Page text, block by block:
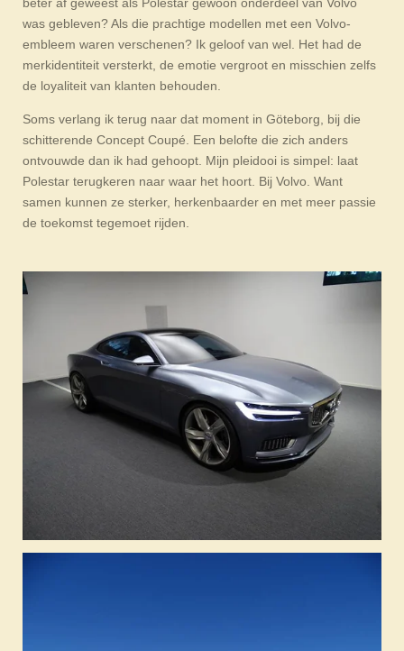
was gebleven? Als die prachtige modellen met een Volvo-
embleem waren verschenen? Ik geloof van wel. Het had de
merkidentiteit versterkt, de emotie vergroot en misschien zelfs
de loyaliteit van klanten behouden.
Soms verlang ik terug naar dat moment in Göteborg, bij die
schitterende Concept Coupé. Een belofte die zich anders
ontvouwde dan ik had gehoopt. Mijn pleidooi is simpel: laat
Polestar terugkeren naar waar het hoort. Bij Volvo. Want
samen kunnen ze sterker, herkenbaarder en met meer passie
de toekomst tegemoet rijden.